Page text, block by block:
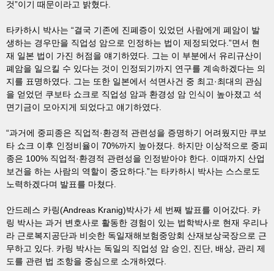
것”이기 때문이라고 밝혔다.
타카하시 박사는 “결국 기존에 진폐증이 있었던 사람에게 폐암이 발
생하는 경우만을 직업성 암으로 인정하는 법이 제정되었다.”면서 현
재 일본 법이 가진 허점을 얘기하였다. 그는 이 부분에서 유리규산이
폐암을 일으킬 수 있다는 것이 인정되기까지 연구를 계속하겠다는 의
지를 표명하였다. 그는 또한 일본에서 석면사건 중 최고·최대의 관심
을 얻었던 쿠보타 쇼크로 직업성 암과 환경성 암 인식이 높아졌고 석
면기금이 모아지게 되었다고 얘기하였다.
“과거에 중피종은 직업적·환경적 관련성을 증명하기 어려웠지만 쿠보
타 쇼크 이후 인정비율이 70%까지 높아졌다. 하지만 이상적으로 중피
종은 100% 직업적·환경적 관련성을 인정받아야 한다. 이때까지 산업
보건을 하는 사람의 역할이 중요하다.”는 타카하시 박사는 스스로도
노력하겠다며 발표를 마쳤다.
안드레스 카링(Andreas Kranig)박사가 세 번째 발표를 이어갔다. 카
링 박사는 과거 변호사로 활동한 경험이 있는 법학박사로 현재 우리나
라 근로복지공단과 비슷한 독일재해보험중앙회 산재보상국장으로 근
무하고 있다. 카링 박사는 독일의 직업성 암 승인, 진단, 배상, 관리 제
도를 관련 법 조항을 중심으로 소개하였다.